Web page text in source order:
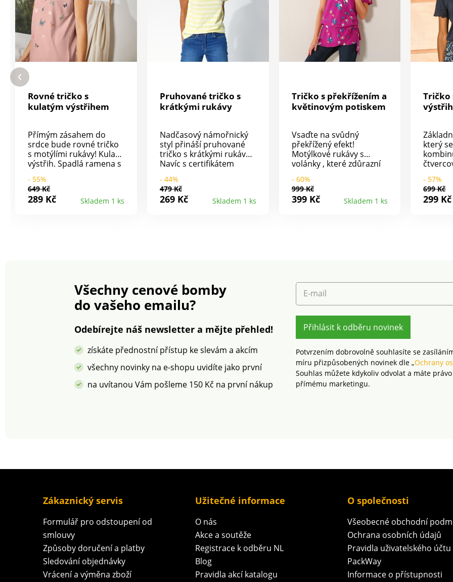
Rovné tričko s
kulatým výstřihem
Přímým zásahem do
srdce bude rovné tričko
s motýlími rukávy! Kulatý
výstřih. Spadlá ramena s
lem. Lze prát v pračce.
- 55%
649 Kč
289 Kč Skladem 1 ks
Pruhované tričko s
krátkými rukávy
Nadčasový námořnický
styl přináší pruhované
tričko s krátkými rukávy!
Navíc s certifikátem
výstřih. Krátké rukávy.
Rovný dolní lem.
Standard 100 podle
rámec platných norem.
Perte na 30 °C.
- 44%
479 Kč
269 Kč Skladem 1 ks
Tričko s překřížením a
květinovým potiskem
Vsaďte na svůdný
překřížený efekt!
Motýlkové rukávy s
volánky , které zdůrazní
stažena gumou pro
balonový efekt a oživena
vázačkou. Rovný spodní
- 60%
999 Kč
399 Kč Skladem 1 ks
Tričko
který
Navíc s
pro
- 57%
699 Kč
299 Kč
Všechny cenové bomby
do vašeho emailu?
Odebírejte náš newsletter a mějte přehled!
získáte přednostní přístup ke slevám a akcím
všechny novinky na e-shopu uvidíte jako první
na uvítanou Vám pošleme 150 Kč na první nákup
E-mail
Přihlásit k odběru novinek
Potvrzením dobrovolně souhlasíte se
míru přizpůsobených novinek dle „Ochrany
Souhlas můžete kdykoliv odvolat a máte
přímému marketingu.
Zákaznický servis
Formulář pro odstoupení od
smlouvy
Způsoby doručení a platby
Sledování objednávky
Vrácení a výměna zboží
Užitečné informace
O nás
Akce a soutěže
Registrace k odběru NL
Blog
Pravidla akcí katalogu
O společnosti
Všeobecné obchodní
Ochrana osobních údajů
Pravidla uživatelského účtu
PackWay
Informace o přístupnosti